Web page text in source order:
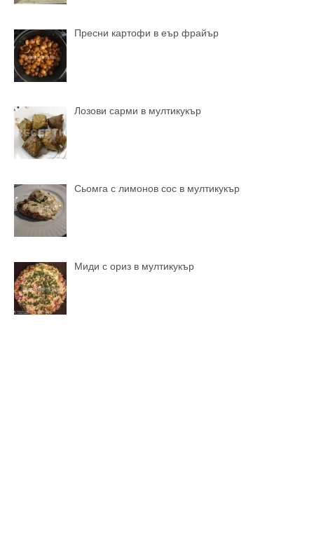
Пресни картофи в еър фрайър
Лозови сарми в мултикукър
Сьомга с лимонов сос в мултикукър
Миди с ориз в мултикукър